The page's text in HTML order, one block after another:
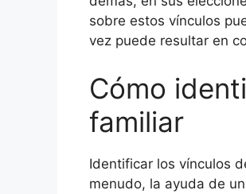
sobre estos vínculos
vez puede resultar en
Cómo
familiar
Identificar los vínculos
menudo, la ayuda de